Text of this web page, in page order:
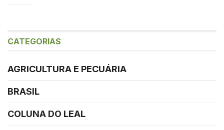
CATEGORIAS
AGRICULTURA E PECUÁRIA
BRASIL
COLUNA DO LEAL